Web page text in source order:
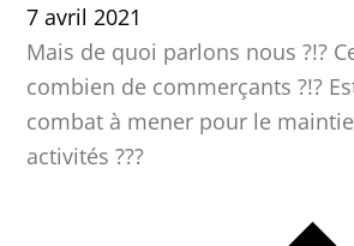
7 avril 2021
Mais de quoi parlons nous ?!?
combien de commerçants ?!?
combat à mener pour le
activités ???